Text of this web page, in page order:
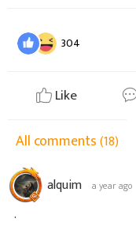
304
Like
All comments(18)
alquim a year ago
.